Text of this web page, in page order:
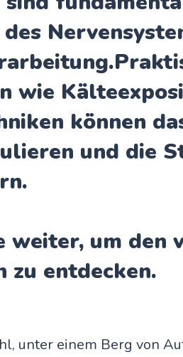
wie
können
und die
weiter, um den
zu entdecken.
unter einem Berg von